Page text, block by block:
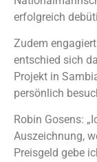
erfolgreich
Zudem
entschied sich
Projekt in
persönlich
Robin Gosens:
Auszeichnung,
Preisgeld gebe